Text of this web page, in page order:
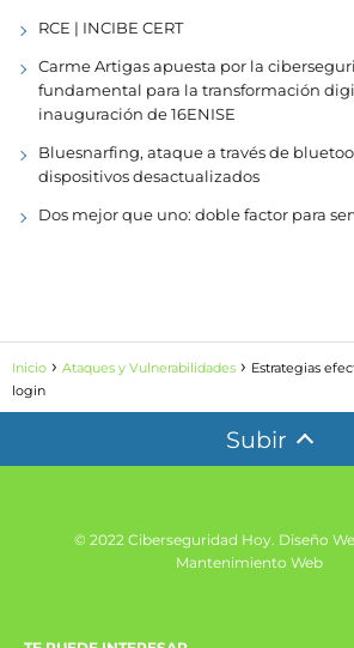
RCE | INCIBE CERT
Carme Artigas apuesta por la
fundamental para la transformación
inauguración de 16ENISE
Bluesnarfing, ataque a través de
dispositivos desactualizados
Dos mejor que uno: doble factor para
Inicio Ataques y Vulnerabilidades
Estrategias
login
Subir
© 2022 Ciberseguridad Hoy. Diseño
Mantenimiento Web